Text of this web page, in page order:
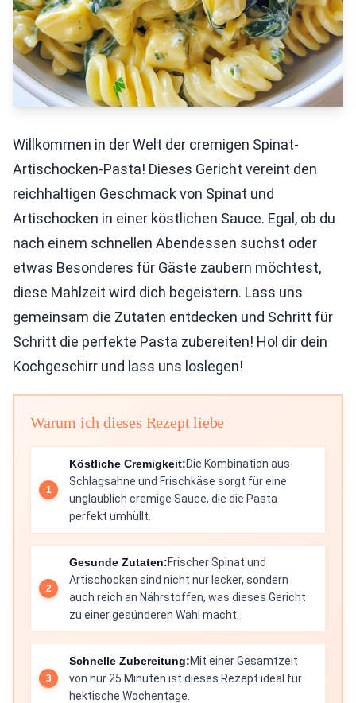
Willkommen in der Welt der cremigen Spinat-
Artischocken-Pasta! Dieses Gericht vereint den
reichhaltigen Geschmack von Spinat und
Artischocken in einer köstlichen Sauce. Egal, ob du
nach einem schnellen Abendessen suchst oder
etwas Besonderes für Gäste zaubern möchtest,
diese Mahlzeit wird dich begeistern. Lass uns
gemeinsam die Zutaten entdecken und Schritt für
Schritt die perfekte Pasta zubereiten! Hol dir dein
Kochgeschirr und lass uns loslegen!
Warum ich dieses Rezept liebe
Köstliche Cremigkeit:Die Kombination aus
Schlagsahne und Frischkäse sorgt für eine
unglaublich cremige Sauce, die die Pasta
perfekt umhüllt.
Gesunde Zutaten:Frischer Spinat und
Artischocken sind nicht nur lecker, sondern
auch reich an Nährstoffen, was dieses Gericht
zu einer gesünderen Wahl macht.
Schnelle Zubereitung:Mit einer Gesamtzeit
von nur 25 Minuten ist dieses Rezept ideal für
hektische Wochentage.